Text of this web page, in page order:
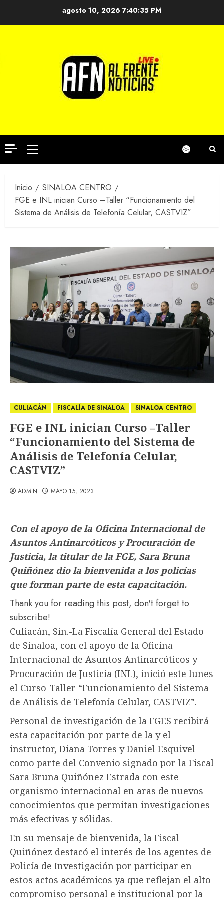
agosto 10, 2026 7:40:36 PM
Menú
principal
Inicio
SINALOA CENTRO
FGE e INL inician Curso –Taller “Funcionamiento del
Sistema de Análisis de Telefonía Celular, CASTVIZ”
CULIACÁN FISCALÍA DE SINALOA SINALOA CENTRO
FGE e INL inician Curso –Taller
“Funcionamiento del Sistema de
Análisis de Telefonía Celular,
CASTVIZ”
ADMIN MAYO 15, 2023
Con el apoyo de la Oficina Internacional de
Asuntos Antinarcóticos y Procuración de
Justicia, la titular de la FGE, Sara Bruna
Quiñónez dio la bienvenida a los policías
que forman parte de esta capacitación.
Thank you for reading this post, don't forget to
subscribe!
Culiacán, Sin.-La Fiscalía General del Estado
de Sinaloa, con el apoyo de la Oficina
Internacional de Asuntos Antinarcóticos y
Procuración de Justicia (INL), inició este lunes
el Curso-Taller “Funcionamiento del Sistema
de Análisis de Telefonía Celular, CASTVIZ”.
Personal de investigación de la FGES recibirá
esta capacitación por parte de la y el
instructor, Diana Torres y Daniel Esquivel
como parte del Convenio signado por la Fiscal
Sara Bruna Quiñónez Estrada con este
organismo internacional en aras de nuevos
conocimientos que permitan investigaciones
más efectivas y sólidas.
En su mensaje de bienvenida, la Fiscal
Quiñónez destacó el interés de los agentes de
Policía de Investigación por participar en
estos actos académicos ya que reflejan el alto
compromiso personal e institucional por la